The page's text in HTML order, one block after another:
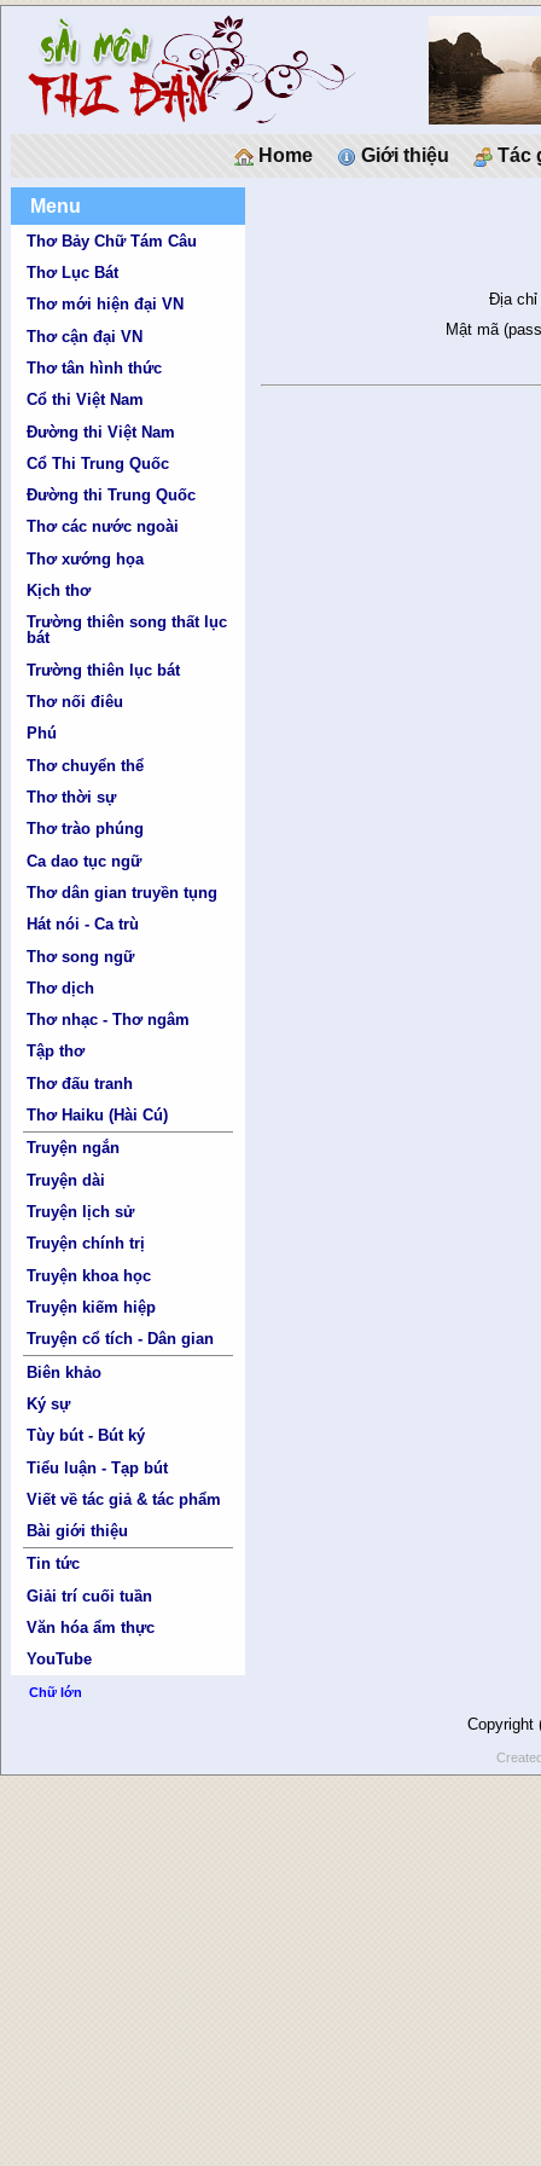
Home Giới thiệu Tác
Menu
Thơ Bảy Chữ Tám Câu
Thơ Lục Bát
Thơ mới hiện đại VN
Thơ cận đại VN
Thơ tân hình thức
Cổ thi Việt Nam
Đường thi Việt Nam
Cổ Thi Trung Quốc
Đường thi Trung Quốc
Thơ các nước ngoài
Thơ xướng họa
Kịch thơ
Trường thiên song thất lục
bát
Trường thiên lục bát
Thơ nối điêu
Phú
Thơ chuyển thể
Thơ thời sự
Thơ trào phúng
Ca dao tục ngữ
Thơ dân gian truyền tụng
Hát nói - Ca trù
Thơ song ngữ
Thơ dịch
Thơ nhạc - Thơ ngâm
Tập thơ
Thơ đấu tranh
Thơ Haiku (Hài Cú)
Truyện ngắn
Truyện dài
Truyện lịch sử
Truyện chính trị
Truyện khoa học
Truyện kiếm hiệp
Truyện cổ tích - Dân gian
Biên khảo
Ký sự
Tùy bút - Bút ký
Tiểu luận - Tạp bút
Viết về tác giả & tác phẩm
Bài giới thiệu
Tin tức
Giải trí cuối tuần
Văn hóa ẩm thực
YouTube
Chữ lớn
Địa chỉ
Mật mã
Copyright